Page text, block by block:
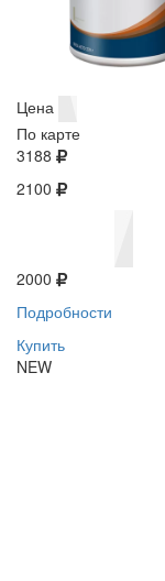
Цена
По карте
3188
2100
2000
Подробности
Купить
NEW